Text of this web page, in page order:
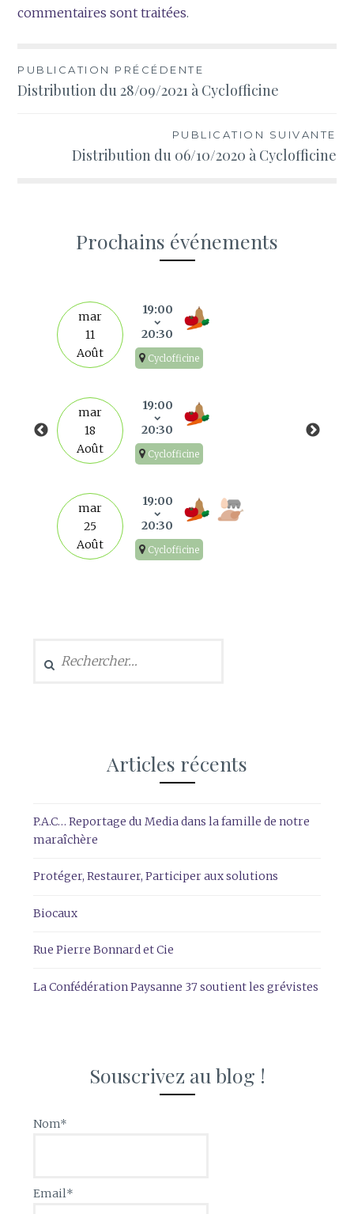
commentaires sont traitées.
Navigation
de
PUBLICATION PRÉCÉDENTE
Distribution du 28/09/2021 à Cyclofficine
PUBLICATION SUIVANTE
Distribution du 06/10/2020 à Cyclofficine
Prochains événements
mar
11
Août
19:00
20:30
Cyclofficine
mar
18
Août
19:00
20:30
Cyclofficine
mar
25
Août
19:00
20:30
Cyclofficine
Articles récents
P.A.C… Reportage du Media dans la famille de notre
maraîchère
Protéger, Restaurer, Participer aux solutions
Biocaux
Rue Pierre Bonnard et Cie
La Confédération Paysanne 37 soutient les grévistes
Souscrivez au blog !
Nom*
Email*